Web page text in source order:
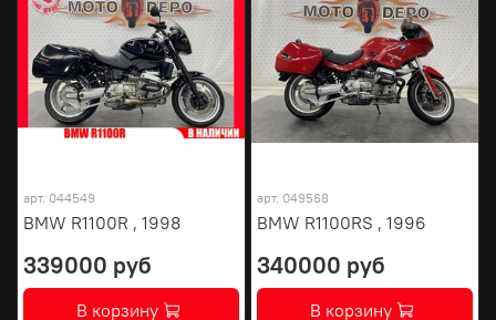
арт. 044549
BMW R1100R , 1998
339000 руб
В корзину
арт. 049568
BMW R1100RS , 1996
340000 руб
В корзину